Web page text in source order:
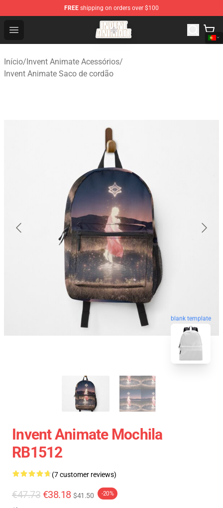
FREE shipping on orders over $100
Open menu
Invent Animate Shop - Official Invent Animate
Início/Invent Animate Acessórios/
Invent Animate Saco de cordão
blank template
Invent Animate Mochila
RB1512
(7 customer reviews)
€47.73 €38.18 $41.50 -20%